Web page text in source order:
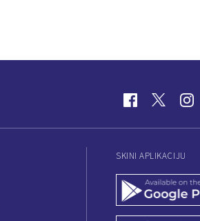
SKINI APLIKACIJU